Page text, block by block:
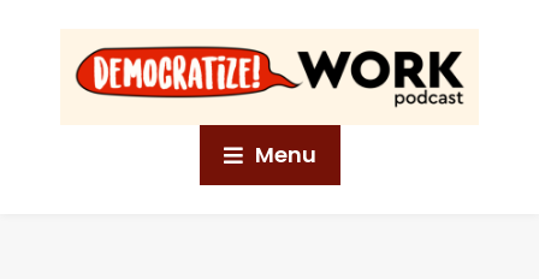
Menu